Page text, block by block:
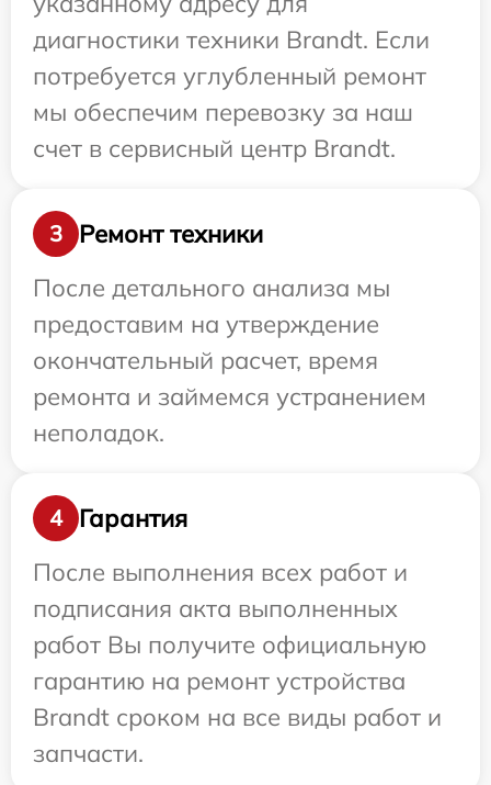
диагностики техники Brandt. Если
потребуется углубленный ремонт
мы обеспечим перевозку за наш
счет в сервисный центр Brandt.
3
Ремонт техники
После детального анализа мы
предоставим на утверждение
окончательный расчет, время
ремонта и займемся устранением
неполадок.
4
Гарантия
После выполнения всех работ и
подписания акта выполненных
работ Вы получите официальную
гарантию на ремонт устройства
Brandt сроком на все виды работ и
запчасти.